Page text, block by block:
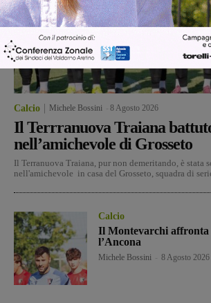
Calcio Michele Bossini 8 Agosto 2026
Il Terrranuova Traiana
nell’amichevole di Grosseto
Il Terranuova Traiana, pur non demeritando, è stata
nell'amichevole in casa del Grosseto, squadra di
Calcio
Il Montevarchi affronta
l’Ancona
Michele Bossini 8 Agosto 2026